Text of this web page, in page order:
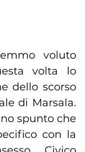
voluto
volta lo
dello scorso
di Marsala.
spunto che
con la